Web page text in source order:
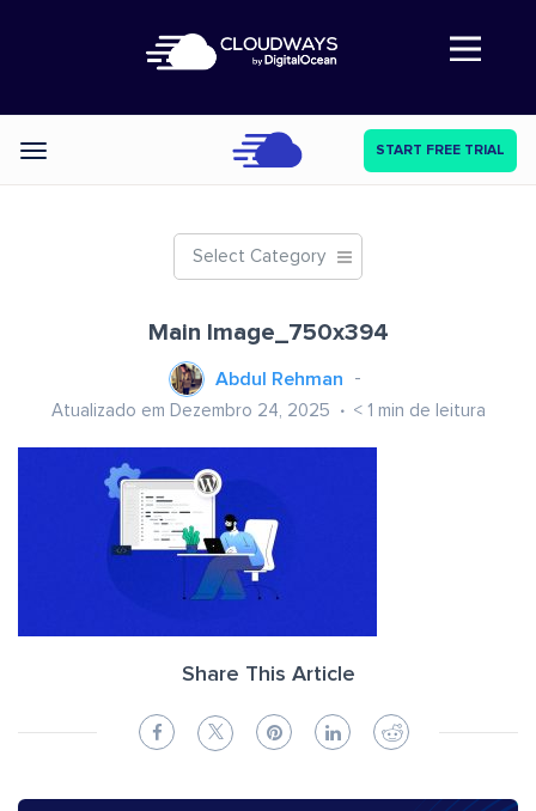
Abre a navegação
Categories START FREE TRIAL
Select Category
Main Image_750x394
Abdul Rehman
Atualizado em Dezembro 24, 2025 < 1 min de leitura
Share This Article